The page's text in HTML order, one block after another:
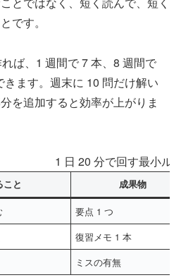
です。
ば、1 週間で 7 本、8 週間で
ます。週末に 10 問だけ解い
を追加すると効率が上がりま
1 日 20 分で回す最小ル
こと 成果物
要点 1 つ
復習メモ 1 本
ミスの有無